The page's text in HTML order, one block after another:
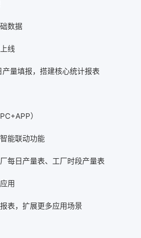
数据
线
量填报，搭建核心统计报表
）
能联动功能
每日产量表、工厂时段产量表
用
表，扩展更多应用场景